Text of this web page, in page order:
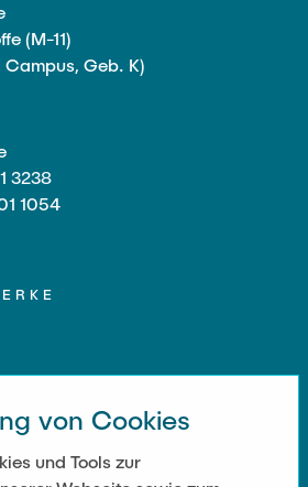
(M-11)
Campus, Geb. K)
3238
1054
LINKS
von Cookies
und Tools zur